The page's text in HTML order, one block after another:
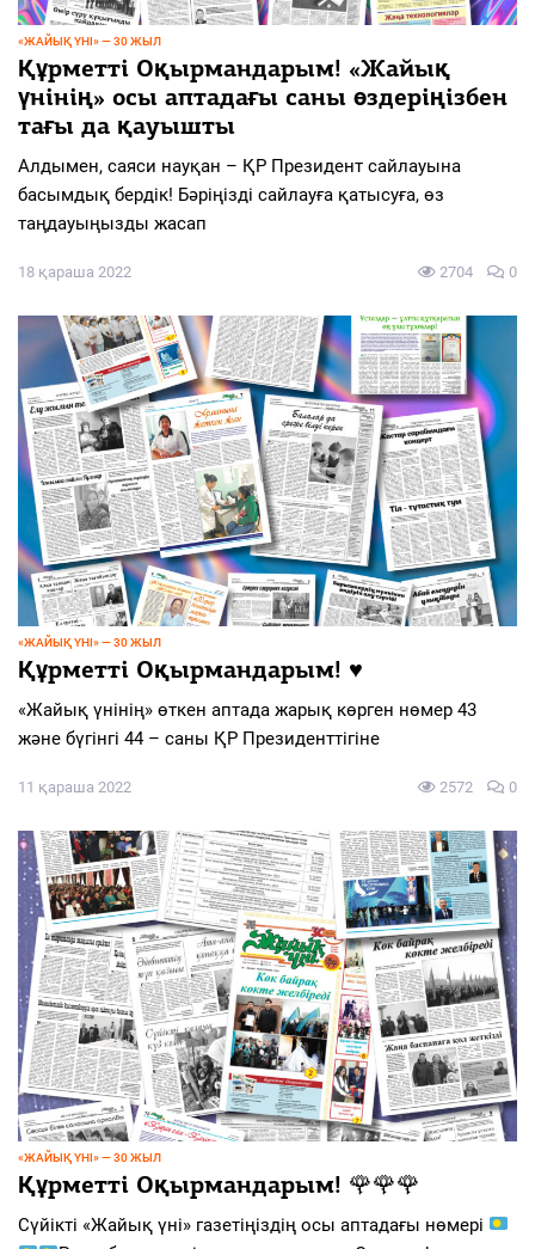
«ЖАЙЫҚ ҮНІ» — 30 ЖЫЛ
Құрметті Оқырмандарым! «Жайық
үнінің» осы аптадағы саны өздеріңізбен
тағы да қауышты
Алдымен, саяси науқан – ҚР Президент сайлауына
басымдық бердік! Бәріңізді сайлауға қатысуға, өз
таңдауыңызды жасап
18 қараша 2022 2704 0
«ЖАЙЫҚ ҮНІ» — 30 ЖЫЛ
Құрметті Оқырмандарым! ♥️
«Жайық үнінің» өткен аптада жарық көрген нөмер 43
және бүгінгі 44 – саны ҚР Президенттігіне
11 қараша 2022 2572 0
«ЖАЙЫҚ ҮНІ» — 30 ЖЫЛ
Құрметті Оқырмандарым! 🌹🌹🌹
Сүйікті «Жайық үні» газетіңіздің осы аптадағы нөмері